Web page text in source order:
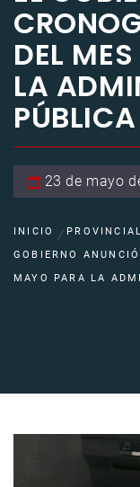
DEL
LA
PÚBLICA
23 de mayo
INICIO
GOBIERNO
MAYO PARA LA